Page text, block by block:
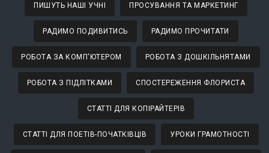
ПИШУТЬ НАШІ УЧНІ ПРОСУВАННЯ ТА МАРКЕТИНГ
РАДИМО ПОДИВИТИСЬ РАДИМО ПРОЧИТАТИ
РОБОТА ЗА КОМП'ЮТЕРОМ РОБОТА З ДОШКІЛЬНЯТАМИ
РОБОТА З ПІДЛІТКАМИ СПОСТЕРЕЖЕННЯ ФЛОРИСТА
СТАТТІ ДЛЯ КОПІРАЙТЕРІВ
СТАТТІ ДЛЯ ПОЕТІВ-ПОЧАТКІВЦІВ УРОКИ ГРАМОТНОСТІ